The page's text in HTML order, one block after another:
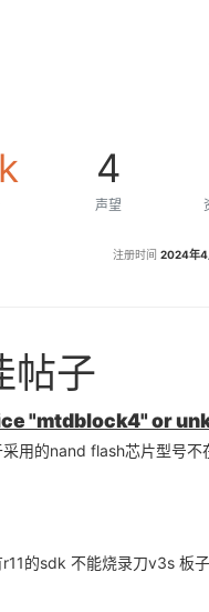
4
声望
注册时间 2024年4
帖子
"mtdblock4" or
用的nand flash芯片型号
的sdk 不能烧录刀v3s 板